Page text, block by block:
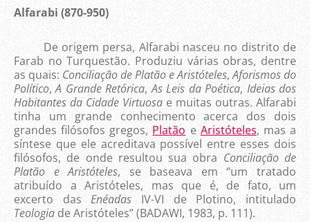
Alfarabi (870-950)
De origem persa, Alfarabi nasceu no distrito de
Farab no Turquestão. Produziu várias obras, dentre
as quais: Conciliação de Platão e Aristóteles,Aforismos do
Político,A Grande Retórica,As Leis da Poética, Ideias dos
Habitantes da Cidade Virtuosa e muitas outras. Alfarabi
tinha um grande conhecimento acerca dos dois
grandes filósofos gregos, Platão e Aristóteles, mas a
síntese que ele acreditava possível entre esses dois
filósofos, de onde resultou sua obra Conciliação de
Platão e Aristóteles, se baseava em “um tratado
atribuído a Aristóteles, mas que é, de fato, um
excerto dasEnéadas IV-VI de Plotino, intitulado
Teologia de Aristóteles” (BADAWI, 1983, p. 111).